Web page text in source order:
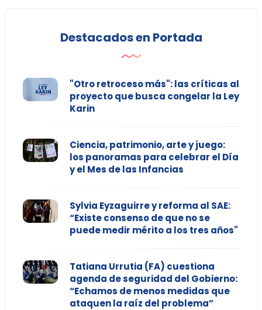
Destacados en Portada
"Otro retroceso más": las críticas al
proyecto que busca congelar la Ley
Karin
Ciencia, patrimonio, arte y juego:
los panoramas para celebrar el Día
y el Mes de las Infancias
Sylvia Eyzaguirre y reforma al SAE:
“Existe consenso de que no se
puede medir mérito a los tres años"
Tatiana Urrutia (FA) cuestiona
agenda de seguridad del Gobierno:
“Echamos de menos medidas que
ataquen la raíz del problema”